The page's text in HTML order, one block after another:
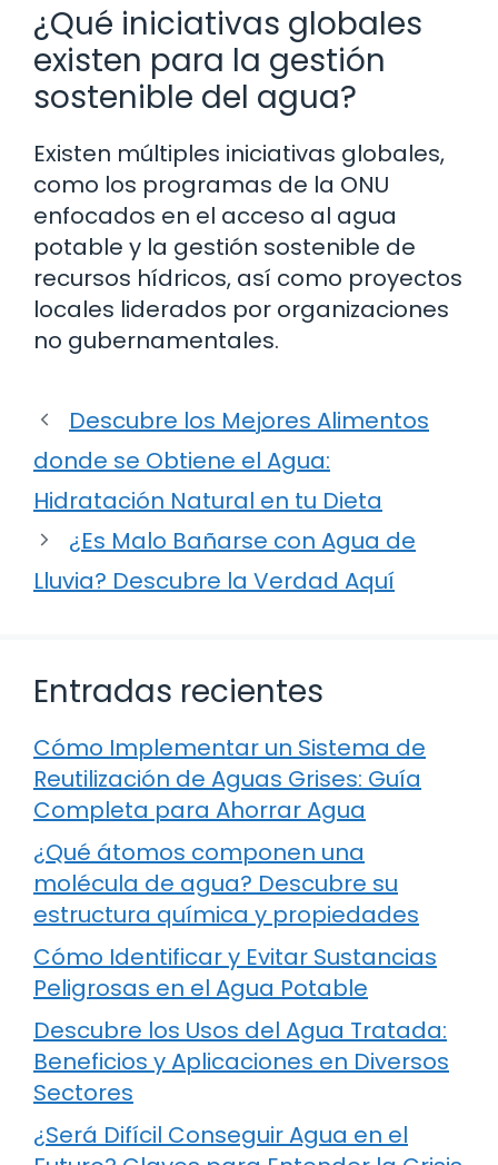
¿Qué iniciativas globales
existen para la gestión
sostenible del agua?
Existen múltiples iniciativas globales,
como los programas de la ONU
enfocados en el acceso al agua
potable y la gestión sostenible de
recursos hídricos, así como proyectos
locales liderados por organizaciones
no gubernamentales.
Descubre los Mejores Alimentos
donde se Obtiene el Agua:
Hidratación Natural en tu Dieta
¿Es Malo Bañarse con Agua de
Lluvia? Descubre la Verdad Aquí
Entradas recientes
Cómo Implementar un Sistema de
Reutilización de Aguas Grises: Guía
Completa para Ahorrar Agua
¿Qué átomos componen una
molécula de agua? Descubre su
estructura química y propiedades
Cómo Identificar y Evitar Sustancias
Peligrosas en el Agua Potable
Descubre los Usos del Agua Tratada:
Beneficios y Aplicaciones en Diversos
Sectores
¿Será Difícil Conseguir Agua en el